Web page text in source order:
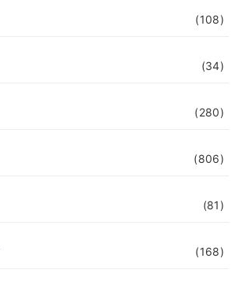
(108)
(34)
(280)
(806)
(81)
(168)